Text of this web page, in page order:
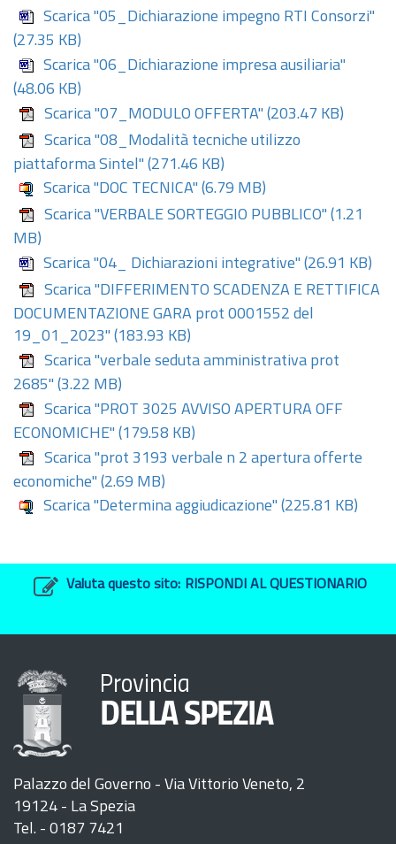
Scarica "05_Dichiarazione impegno RTI Consorzi"
(27.35 KB)
Scarica "06_Dichiarazione impresa ausiliaria"
(48.06 KB)
Scarica "07_MODULO OFFERTA" (203.47 KB)
Scarica "08_Modalità tecniche utilizzo
piattaforma Sintel" (271.46 KB)
Scarica "DOC TECNICA" (6.79 MB)
Scarica "VERBALE SORTEGGIO PUBBLICO" (1.21
MB)
Scarica "04_ Dichiarazioni integrative" (26.91 KB)
Scarica "DIFFERIMENTO SCADENZA E RETTIFICA
DOCUMENTAZIONE GARA prot 0001552 del
19_01_2023" (183.93 KB)
Scarica "verbale seduta amministrativa prot
2685" (3.22 MB)
Scarica "PROT 3025 AVVISO APERTURA OFF
ECONOMICHE" (179.58 KB)
Scarica "prot 3193 verbale n 2 apertura offerte
economiche" (2.69 MB)
Scarica "Determina aggiudicazione" (225.81 KB)
Valuta questo sito: RISPONDI AL QUESTIONARIO
Provincia
DELLA SPEZIA
Palazzo del Governo - Via Vittorio Veneto, 2
19124 - La Spezia
Tel. - 0187 7421